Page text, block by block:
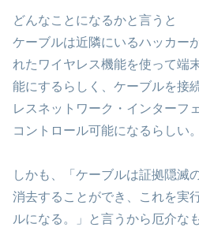
どんなことになるかと言うと
ケーブルは近隣にいるハッカー
れたワイヤレス機能を使って端
能にするらしく、ケーブルを接
レスネットワーク・インターフ
コントロール可能になるらしい。
しかも、「ケーブルは証拠隠滅
消去することができ、これを実
ルになる。」と言うから厄介な